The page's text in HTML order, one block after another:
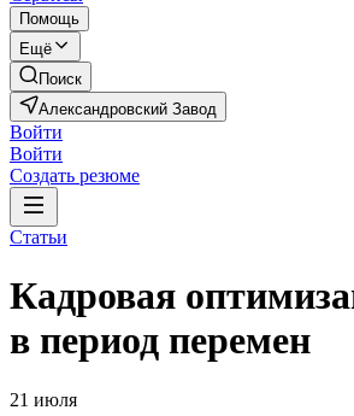
Помощь
Ещё
Поиск
Александровский Завод
Войти
Войти
Создать резюме
Статьи
Кадровая
в период перемен
21 июля